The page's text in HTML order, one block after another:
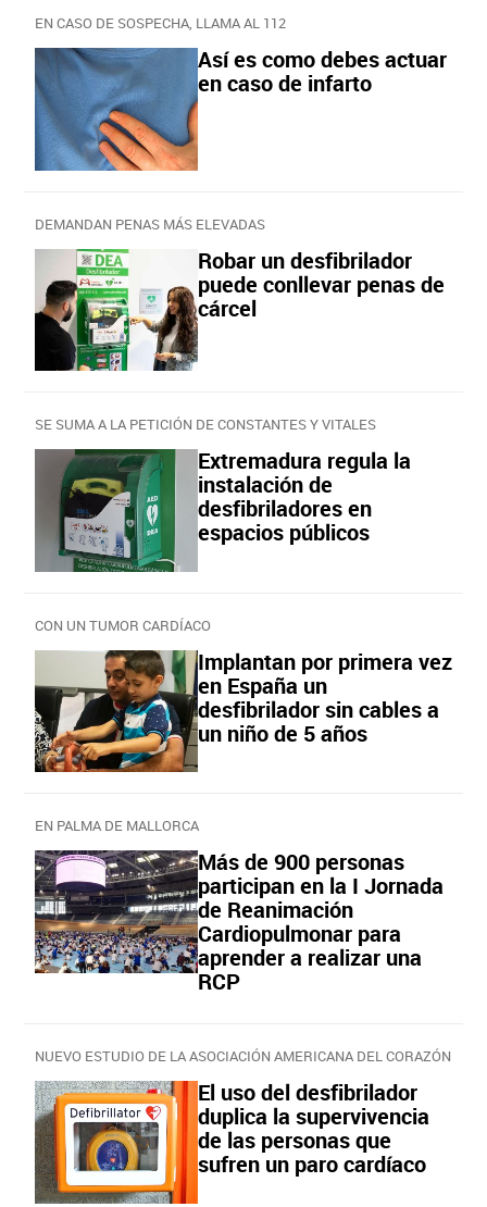
EN CASO DE SOSPECHA, LLAMA AL 112
Así es como debes actuar
en caso de infarto
DEMANDAN PENAS MÁS ELEVADAS
Robar un desfibrilador
puede conllevar penas de
cárcel
SE SUMA A LA PETICIÓN DE CONSTANTES Y VITALES
Extremadura regula la
instalación de
desfibriladores en
espacios públicos
CON UN TUMOR CARDÍACO
Implantan por primera vez
en España un
desfibrilador sin cables a
un niño de 5 años
EN PALMA DE MALLORCA
Más de 900 personas
participan en la I Jornada
de Reanimación
Cardiopulmonar para
aprender a realizar una
RCP
NUEVO ESTUDIO DE LA ASOCIACIÓN AMERICANA DEL CORAZÓN
El uso del desfibrilador
duplica la supervivencia
de las personas que
sufren un paro cardíaco